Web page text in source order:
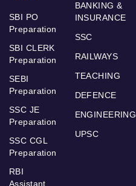
SBI PO
Preparation
SBI CLERK
Preparation
SEBI
Preparation
SSC JE
Preparation
SSC CGL
Preparation
RBI
Assistant
BANKING &
INSURANCE
SSC
RAILWAYS
TEACHING
DEFENCE
ENGINEERING
UPSC